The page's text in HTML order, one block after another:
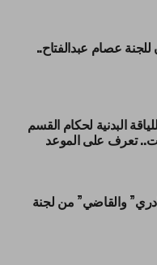
عصام عبدالفتاح..
البدنية لحكام القسم
تعرف على الموعد
والقاضي” من لجنة